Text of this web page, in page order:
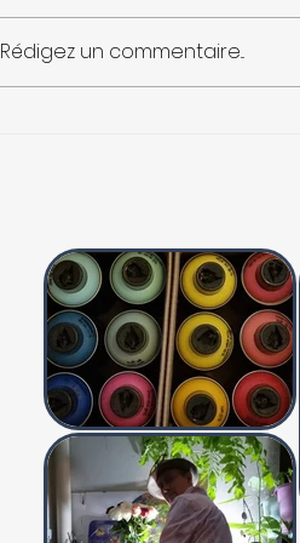
psychose dans la famille. (
Cairn Edition )
Rédigez un commentaire...